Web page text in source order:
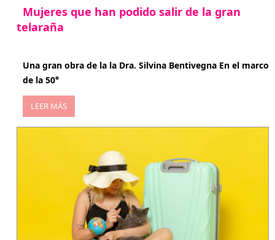
Mujeres que han podido salir de la gran
telaraña
Una gran obra de la la Dra. Silvina Bentivegna En el marco
de la 50°
LEER MÁS